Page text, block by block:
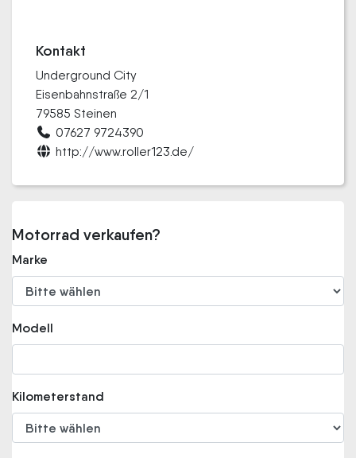
Kontakt
Underground City
Eisenbahnstraße 2/1
79585 Steinen
07627 9724390
http://www.roller123.de/
Motorrad verkaufen?
Marke
Modell
Kilometerstand